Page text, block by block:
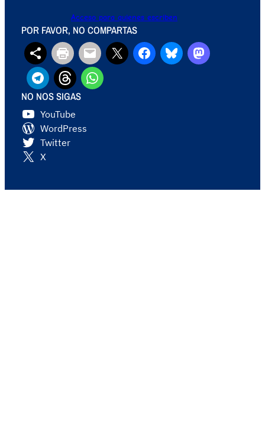
Acceso para quienes escriben
POR FAVOR, NO COMPARTAS
NO NOS SIGAS
YouTube
WordPress
Twitter
X